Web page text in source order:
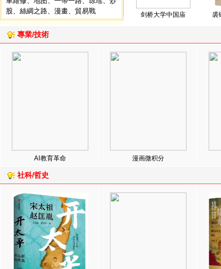
股
絲綢之路 漫畫 貿易戰 剑桥大学中国庙 裘
專業/技術
AI教育革命 漫画微积分
社科/哲史